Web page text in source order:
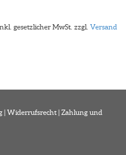
gesetzlicher MwSt. zzgl. Versand
| Widerrufsrecht | Zahlung und